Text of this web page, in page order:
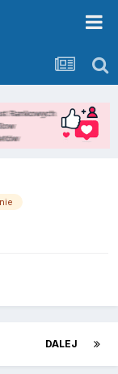
DALEJ